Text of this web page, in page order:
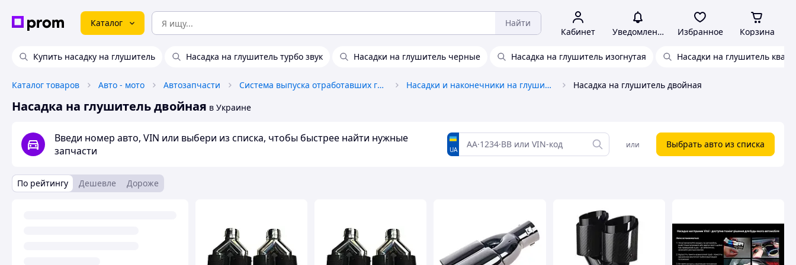
Каталог Найти
Кабинет Уведомления Избранное Корзина
Купить насадку на глушитель Насадка на глушитель турбо звук Насадки на глушитель черные Насадка на глушитель изогнутая Насадки на глушитель
Каталог товаров Авто - мото Автозапчасти Система выпуска отработавших газов Насадки и наконечники на глушитель Насадка на глушитель двойная
Насадка на глушитель двойная в Украине
Введи номер авто, VIN или выбери из списка, чтобы быстрее найти нужные
запчасти
UA или Выбрать авто из списка
По рейтингу Дешевле Дороже